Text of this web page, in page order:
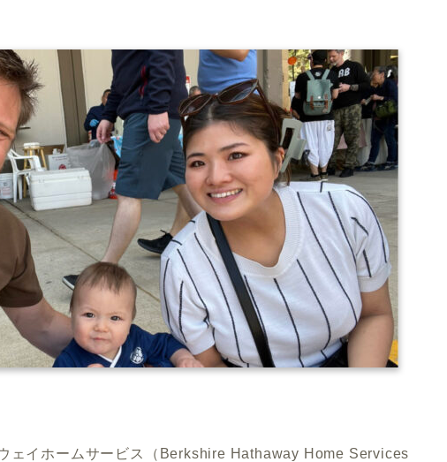
ェイホームサービス（Berkshire Hathaway Home Services